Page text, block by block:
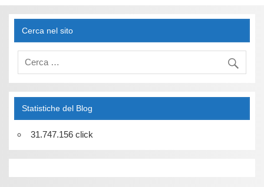
Cerca nel sito
Statistiche del Blog
31.747.156 click